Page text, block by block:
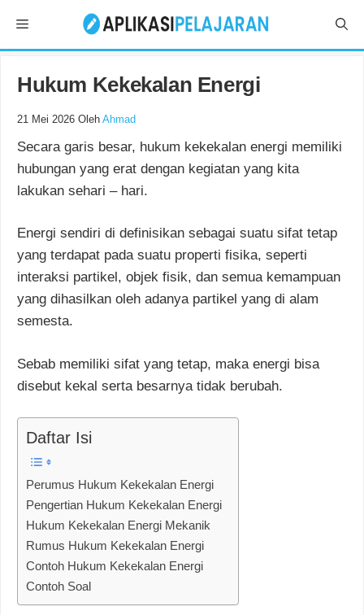
isi
Menu
Hukum Kekekalan Energi
21 Mei 2026 Oleh Ahmad
Secara garis besar, hukum kekekalan energi memiliki
hubungan yang erat dengan kegiatan yang kita
lakukan sehari – hari.
Energi sendiri di definisikan sebagai suatu sifat tetap
yang terdapat pada suatu properti fisika, seperti
interaksi partikel, objek fisik, dan semua kemampuan
yang dihasilkan oleh adanya partikel yang di alam
semesta.
Sebab memiliki sifat yang tetap, maka energi bisa
disebut kekal serta besarnya tidak berubah.
Daftar Isi
Perumus Hukum Kekekalan Energi
Pengertian Hukum Kekekalan Energi
Hukum Kekekalan Energi Mekanik
Rumus Hukum Kekekalan Energi
Contoh Hukum Kekekalan Energi
Contoh Soal